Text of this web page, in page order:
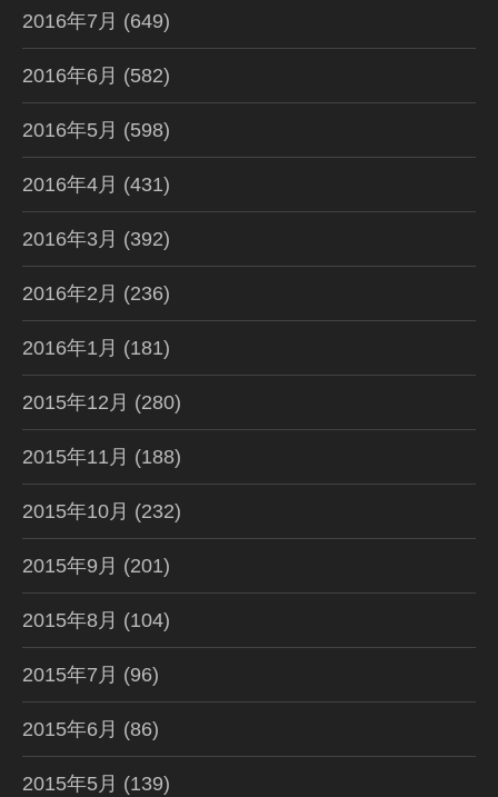
2016年7月 (649)
2016年6月 (582)
2016年5月 (598)
2016年4月 (431)
2016年3月 (392)
2016年2月 (236)
2016年1月 (181)
2015年12月 (280)
2015年11月 (188)
2015年10月 (232)
2015年9月 (201)
2015年8月 (104)
2015年7月 (96)
2015年6月 (86)
2015年5月 (139)